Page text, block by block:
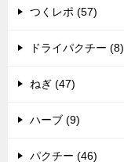
つくレポ (57)
ドライパクチー (8)
ねぎ (47)
ハーブ (9)
パクチー (46)